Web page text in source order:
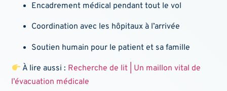
Encadrement médical pendant tout le vol
Coordination avec les hôpitaux à l’arrivée
Soutien humain pour le patient et sa famille
À lire aussi : Recherche de lit | Un maillon vital de
l’évacuation médicale